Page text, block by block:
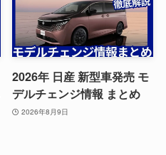
2026年 日産 新型車発売 モ
デルチェンジ情報 まとめ
2026年8月9日